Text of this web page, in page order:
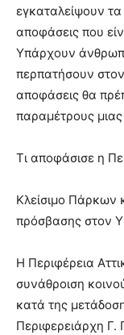
εγκαταλείψουν
αποφάσεις που
Υπάρχουν
περπατήσουν
αποφάσεις θα
παραμέτρους
Τι αποφάσισε η
Κλείσιμο Πάρκων
πρόσβασης στον
Η Περιφέρεια
συνάθροιση
κατά της
Περιφερειάρχη Γ.